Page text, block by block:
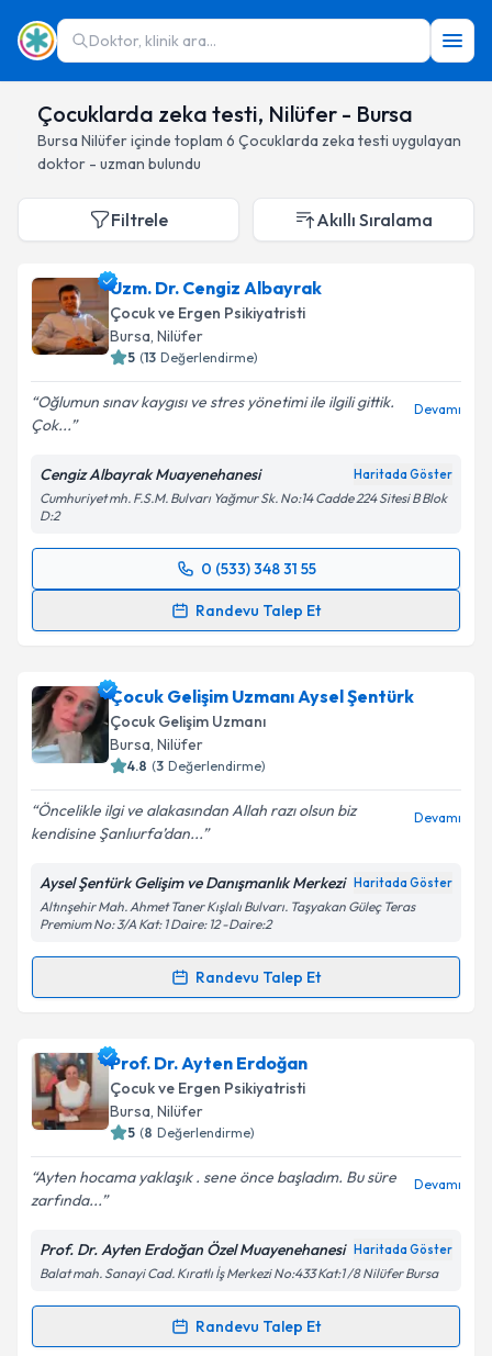
Doktor, klinik ara...
Çocuklarda zeka testi, Nilüfer - Bursa
Bursa Nilüferiçinde toplam 6 Çocuklarda zeka testi uygulayan
doktor - uzman bulundu
Filtrele Akıllı Sıralama
Uzm. Dr. Cengiz Albayrak
Çocuk ve Ergen Psikiyatristi
Bursa, Nilüfer
5 (13 Değerlendirme)
Oğlumun sınav kaygısı ve stres yönetimi ile ilgili gittik.
Çok...
Devamı
Cengiz Albayrak Muayenehanesi Haritada Göster
Cumhuriyet mh. F.S.M. Bulvarı Yağmur Sk. No:14 Cadde 224 Sitesi B Blok
D:2
0 (533) 348 31 55
Randevu Talep Et
Randevu Takvimi Talebi
için bir takvim hazırlandığında e-posta ile
bilgilendireceğiz.
E-posta Adresiniz
Metni'ni okudum ve kişisel verilerimin belirtilen
kapsamda işlenmesini kabul ediyorum.
Takvim Talebini Gönder
Çocuk Gelişim Uzmanı Aysel Şentürk
Çocuk Gelişim Uzmanı
Bursa, Nilüfer
4.8 (3 Değerlendirme)
Öncelikle ilgi ve alakasından Allah razı olsun biz
kendisine Şanlıurfa’dan...
Devamı
Aysel Şentürk Gelişim ve Danışmanlık Merkezi Haritada Göster
Altınşehir Mah. Ahmet Taner Kışlalı Bulvarı. Taşyakan Güleç Teras
Premium No: 3/A Kat: 1 Daire: 12 -Daire:2
Randevu Talep Et
Randevu Takvimi Talebi
Çocuk Gelişim Uzmanı Aysel Şentürk
takvimi talebi oluşturun. Size bu uzmandan randevu
almanız için bir takvim hazırlandığında e-posta ile
bilgilendireceğiz.
E-posta Adresiniz
Kişisel verilerimin işlenmesine ilişkinAydınlatma
Metni'ni okudum ve kişisel verilerimin belirtilen
kapsamda işlenmesini kabul ediyorum.
Prof. Dr. Ayten Erdoğan
Çocuk ve Ergen Psikiyatristi
Bursa, Nilüfer
5 (8 Değerlendirme)
Ayten hocama yaklaşık . sene önce başladım. Bu süre
zarfında...
Devamı
Prof. Dr. Ayten Erdoğan Özel Muayenehanesi Haritada Göster
Balat mah. Sanayi Cad. Kıratlı İş Merkezi No:433 Kat:1 /8 Nilüfer Bursa
Randevu Talep Et
Randevu Takvimi Talebi